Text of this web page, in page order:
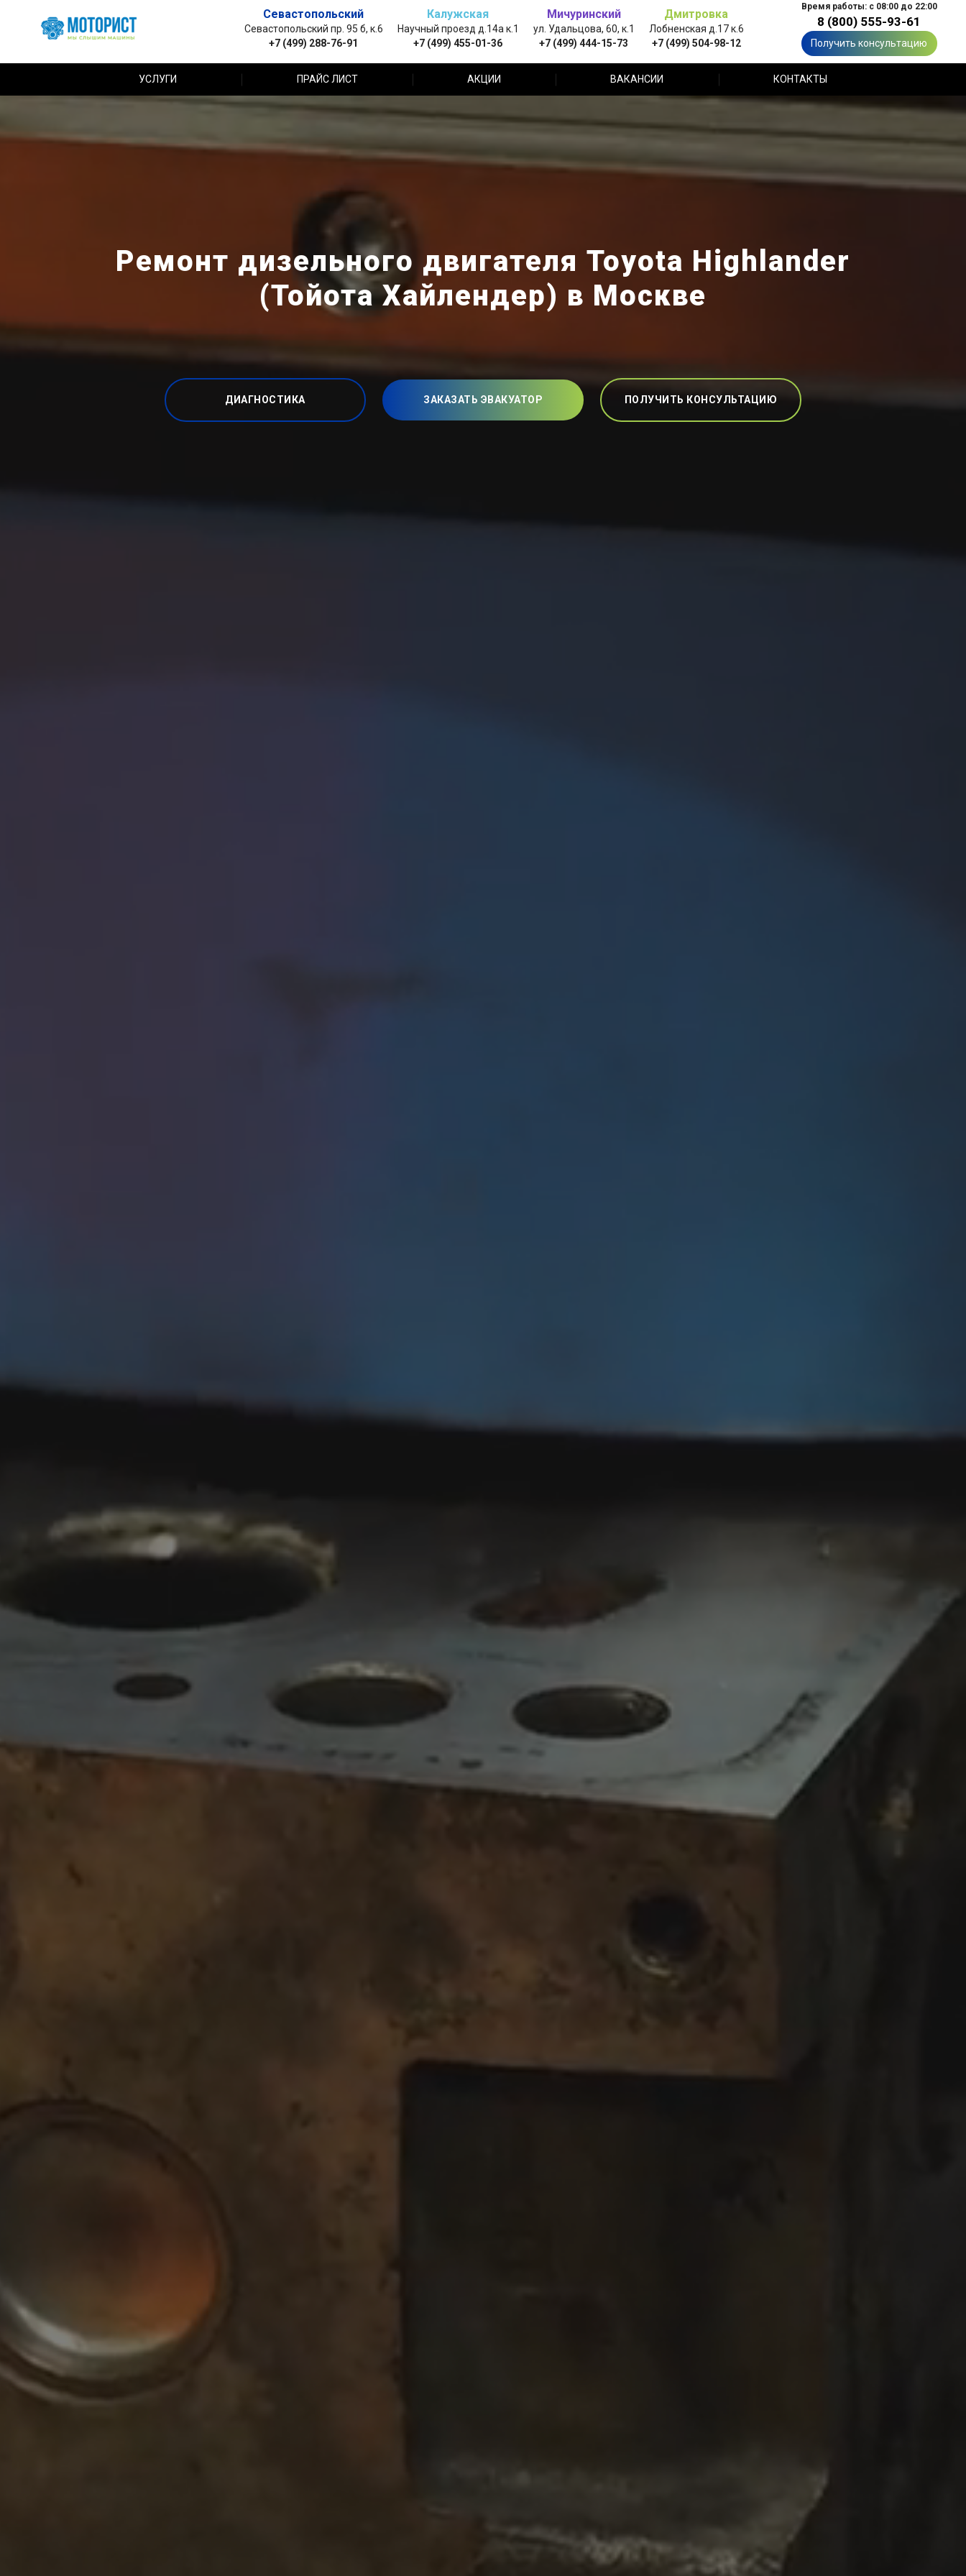
Севастопольский
Севастопольский пр. 95 б, к.6
+7 (499) 288-76-91
Калужская
Научный проезд д.14а к.1
+7 (499) 455-01-36
Мичуринский
ул. Удальцова, 60, к.1
+7 (499) 444-15-73
Дмитровка
Лобненская д.17 к.6
+7 (499) 504-98-12
Время работы: с 08:00 до 22:00
8 (800) 555-93-61
Получить консультацию
УСЛУГИ ПРАЙС ЛИСТ АКЦИИ ВАКАНСИИ КОНТАКТЫ
Ремонт дизельного двигателя Toyota Highlander
(Тойота Хайлендер) в Москве
ДИАГНОСТИКА ЗАКАЗАТЬ ЭВАКУАТОР ПОЛУЧИТЬ КОНСУЛЬТАЦИЮ